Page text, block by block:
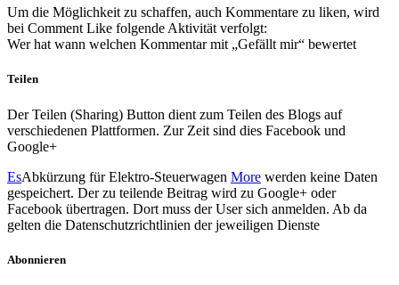
Um die Möglichkeit zu schaffen, auch Kommentare zu liken, wird
bei Comment Like folgende Aktivität verfolgt:
Wer hat wann welchen Kommentar mit „Gefällt mir“ bewertet
Teilen
Der Teilen (Sharing) Button dient zum Teilen des Blogs auf
verschiedenen Plattformen. Zur Zeit sind dies Facebook und
Google+
EsAbkürzung für Elektro-Steuerwagen More werden keine Daten
gespeichert. Der zu teilende Beitrag wird zu Google+ oder
Facebook übertragen. Dort muss der User sich anmelden. Ab da
gelten die Datenschutzrichtlinien der jeweiligen Dienste
Abonnieren